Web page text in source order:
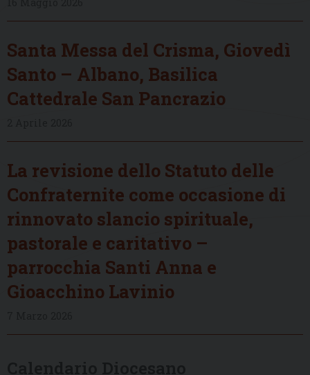
Santa Messa del Crisma, Giovedì
Santo – Albano, Basilica
Cattedrale San Pancrazio
La revisione dello Statuto delle
Confraternite come occasione di
rinnovato slancio spirituale,
pastorale e caritativo –
parrocchia Santi Anna e
Gioacchino Lavinio